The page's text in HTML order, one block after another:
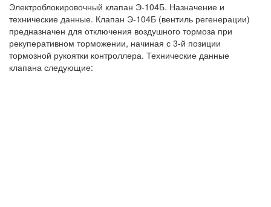
Электроблокировочный клапан Э-104Б. Назначение и
технические данные. Клапан Э-104Б (вентиль регенерации)
предназначен для отключения воздушного тормоза при
рекуперативном торможении, начиная с 3-й позиции
тормозной рукоятки контроллера. Технические данные
клапана следующие: